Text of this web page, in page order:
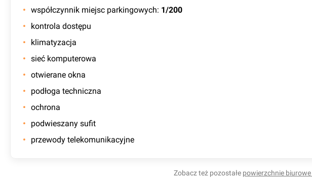
współczynnik miejsc parkingowych: 1/200
kontrola dostępu
klimatyzacja
sieć komputerowa
otwierane okna
podłoga techniczna
ochrona
podwieszany sufit
przewody telekomunikacyjne
Zobacz też pozostałe powierzchnie biurowe